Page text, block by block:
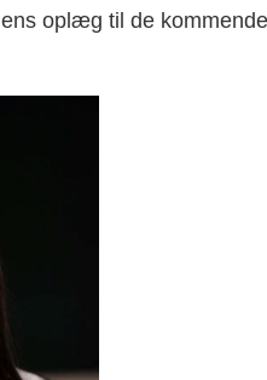
oplæg til de